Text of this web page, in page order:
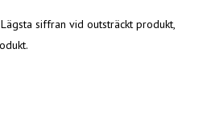
siffran vid outsträckt produkt,